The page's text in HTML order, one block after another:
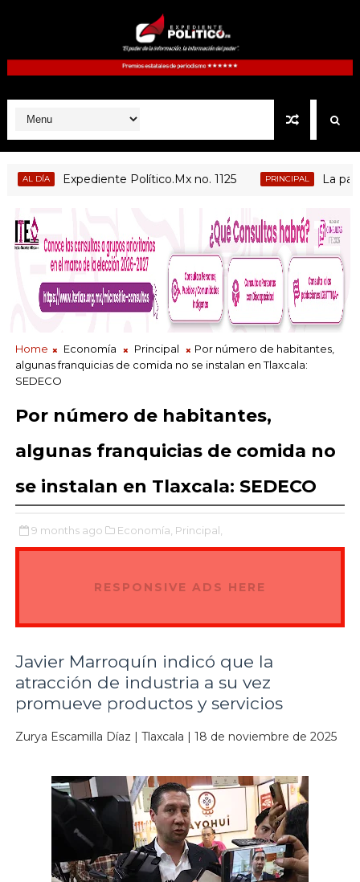
Expediente Político.Mx no. 1125 PRINCIPAL La paz no
Home Economía Principal
Por número de habitantes,
algunas franquicias de comida no se instalan en Tlaxcala:
SEDECO
Por número de habitantes,
algunas franquicias de comida no
se instalan en Tlaxcala: SEDECO
9 months ago Economía, Principal,
RESPONSIVE ADS HERE
Javier Marroquín indicó que la
atracción de industria a su vez
promueve productos y servicios
Zurya Escamilla Díaz | Tlaxcala | 18 de noviembre de 2025